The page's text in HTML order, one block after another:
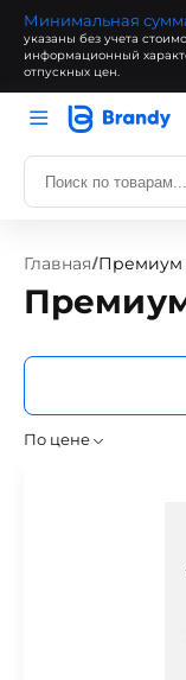
Минимальная
указаны без учета
информационный
отпускных цен.
Главная/Премиум
По цене